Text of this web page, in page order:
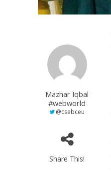
Mazhar Iqbal
#webworld
@csebceu
Share This!